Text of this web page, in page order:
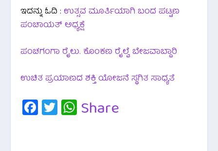
ಇದನ್ನು ಓದಿ :ಉತ್ಸವ ಮೂರ್ತಿಯಾಗಿ ಬಂದ ಪಟ್ಟಣ
ಪಂಚಾಯತ್ ಅಧ್ಯಕ್ಷೆ
ಪಂಚಗಂಗಾ ರೈಲು. ಕೊಂಕಣ ರೈಲ್ವೆ ಬೇಜವಾಬ್ದಾರಿ
ಉಚಿತ ಪ್ರಯಾಣದ ಶಕ್ತಿ ಯೋಜನೆ ಸ್ಥಗಿತ ಸಾಧ್ಯತೆ
Fa
c
T
wi
W
Share